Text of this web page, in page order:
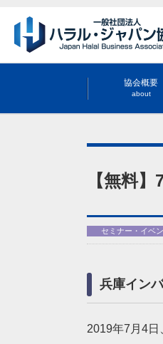
協会概要
about
【無料
セミナー・イベ
兵庫イン
2019年7月4日